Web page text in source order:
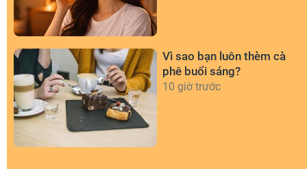
Vì sao bạn luôn thèm cà
phê buổi sáng?
10 giờ trước